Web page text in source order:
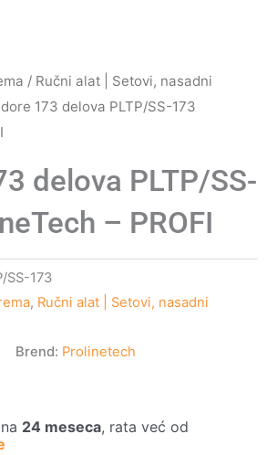
/ Ručni alat | Setovi, nasadni
173 delova PLTP/SS-173
delova PLTP/SS-
– PROFI
SS-173
, Ručni alat | Setovi, nasadni
Brend: Prolinetech
24 meseca, rata već od